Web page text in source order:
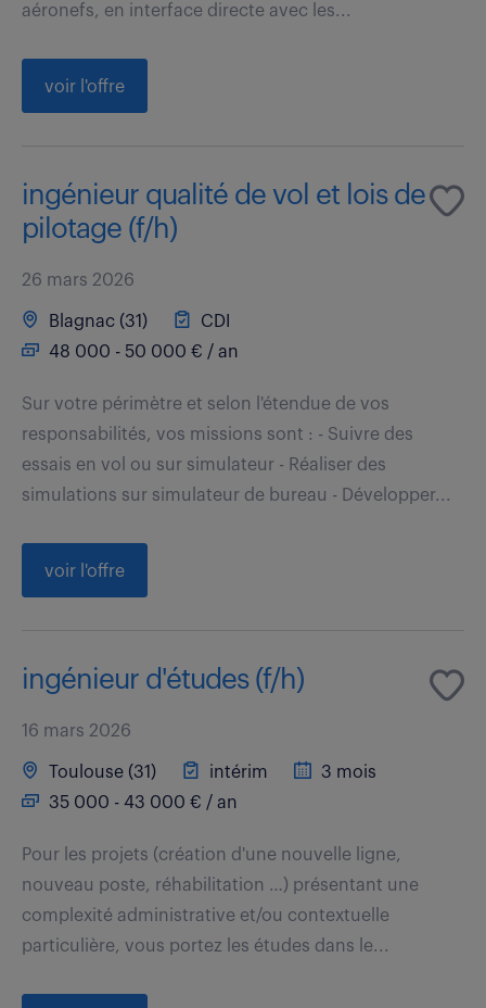
aéronefs, en interface directe avec les...
voir l'offre
ingénieur qualité de vol et lois de
pilotage (f/h)
26 mars 2026
Blagnac (31)
CDI
48 000 - 50 000 € / an
Sur votre périmètre et selon l'étendue de vos
responsabilités, vos missions sont : - Suivre des
essais en vol ou sur simulateur - Réaliser des
simulations sur simulateur de bureau - Développer...
voir l'offre
ingénieur d'études (f/h)
16 mars 2026
Toulouse (31) intérim
3 mois
35 000 - 43 000 € / an
Pour les projets (création d'une nouvelle ligne,
nouveau poste, réhabilitation …) présentant une
complexité administrative et/ou contextuelle
particulière, vous portez les études dans le...